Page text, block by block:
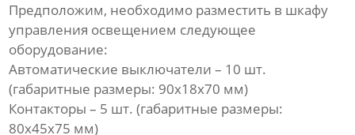
Предположим, необходимо разместить в шкафу
управления освещением следующее
оборудование:
Автоматические выключатели – 10 шт.
(габаритные размеры: 90x18x70 мм)
Контакторы – 5 шт. (габаритные размеры:
80x45x75 мм)